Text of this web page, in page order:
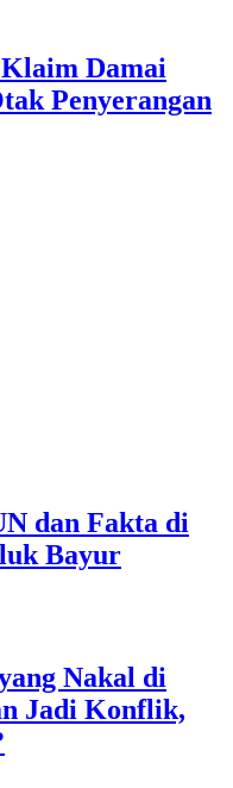
Damai
Penyerangan
dan Fakta di
Bayur
Nakal di
Jadi Konflik,